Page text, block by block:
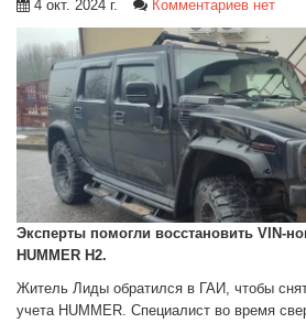
4 окт. 2024 г. Комментариев нет
Эксперты помогли восстановить VIN-
HUMMER H2.
Житель Лиды обратился в ГАИ, чтобы
учета HUMMER. Специалист во время